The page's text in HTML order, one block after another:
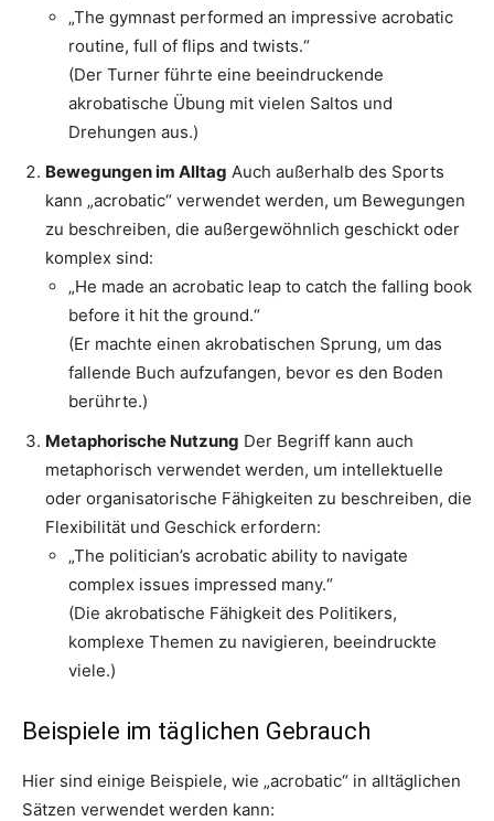
„The gymnast performed an impressive acrobatic
routine, full of flips and twists.“
(Der Turner führte eine beeindruckende
akrobatische Übung mit vielen Saltos und
Drehungen aus.)
Bewegungen im Alltag Auch außerhalb des Sports
kann „acrobatic“ verwendet werden, um Bewegungen
zu beschreiben, die außergewöhnlich geschickt oder
komplex sind:
„He made an acrobatic leap to catch the falling book
before it hit the ground.“
(Er machte einen akrobatischen Sprung, um das
fallende Buch aufzufangen, bevor es den Boden
berührte.)
Metaphorische Nutzung Der Begriff kann auch
metaphorisch verwendet werden, um intellektuelle
oder organisatorische Fähigkeiten zu beschreiben, die
Flexibilität und Geschick erfordern:
„The politician’s acrobatic ability to navigate
complex issues impressed many.“
(Die akrobatische Fähigkeit des Politikers,
komplexe Themen zu navigieren, beeindruckte
viele.)
Beispiele im täglichen Gebrauch
Hier sind einige Beispiele, wie „acrobatic“ in alltäglichen
Sätzen verwendet werden kann: